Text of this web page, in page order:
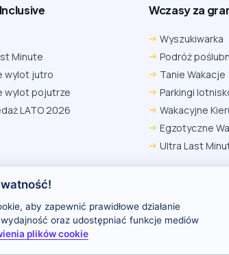
Minute
wylot jutro
wylot pojutrze
LATO 2026
Wczasy za
Wyszukiwarka
Podróż
Tanie Wakacje
Parkingi
Wakacyjne
Egzotyczne
Ultra Last
aby zapewnić prawidłowe działanie
oraz udostępniać funkcje mediów
plików cookie